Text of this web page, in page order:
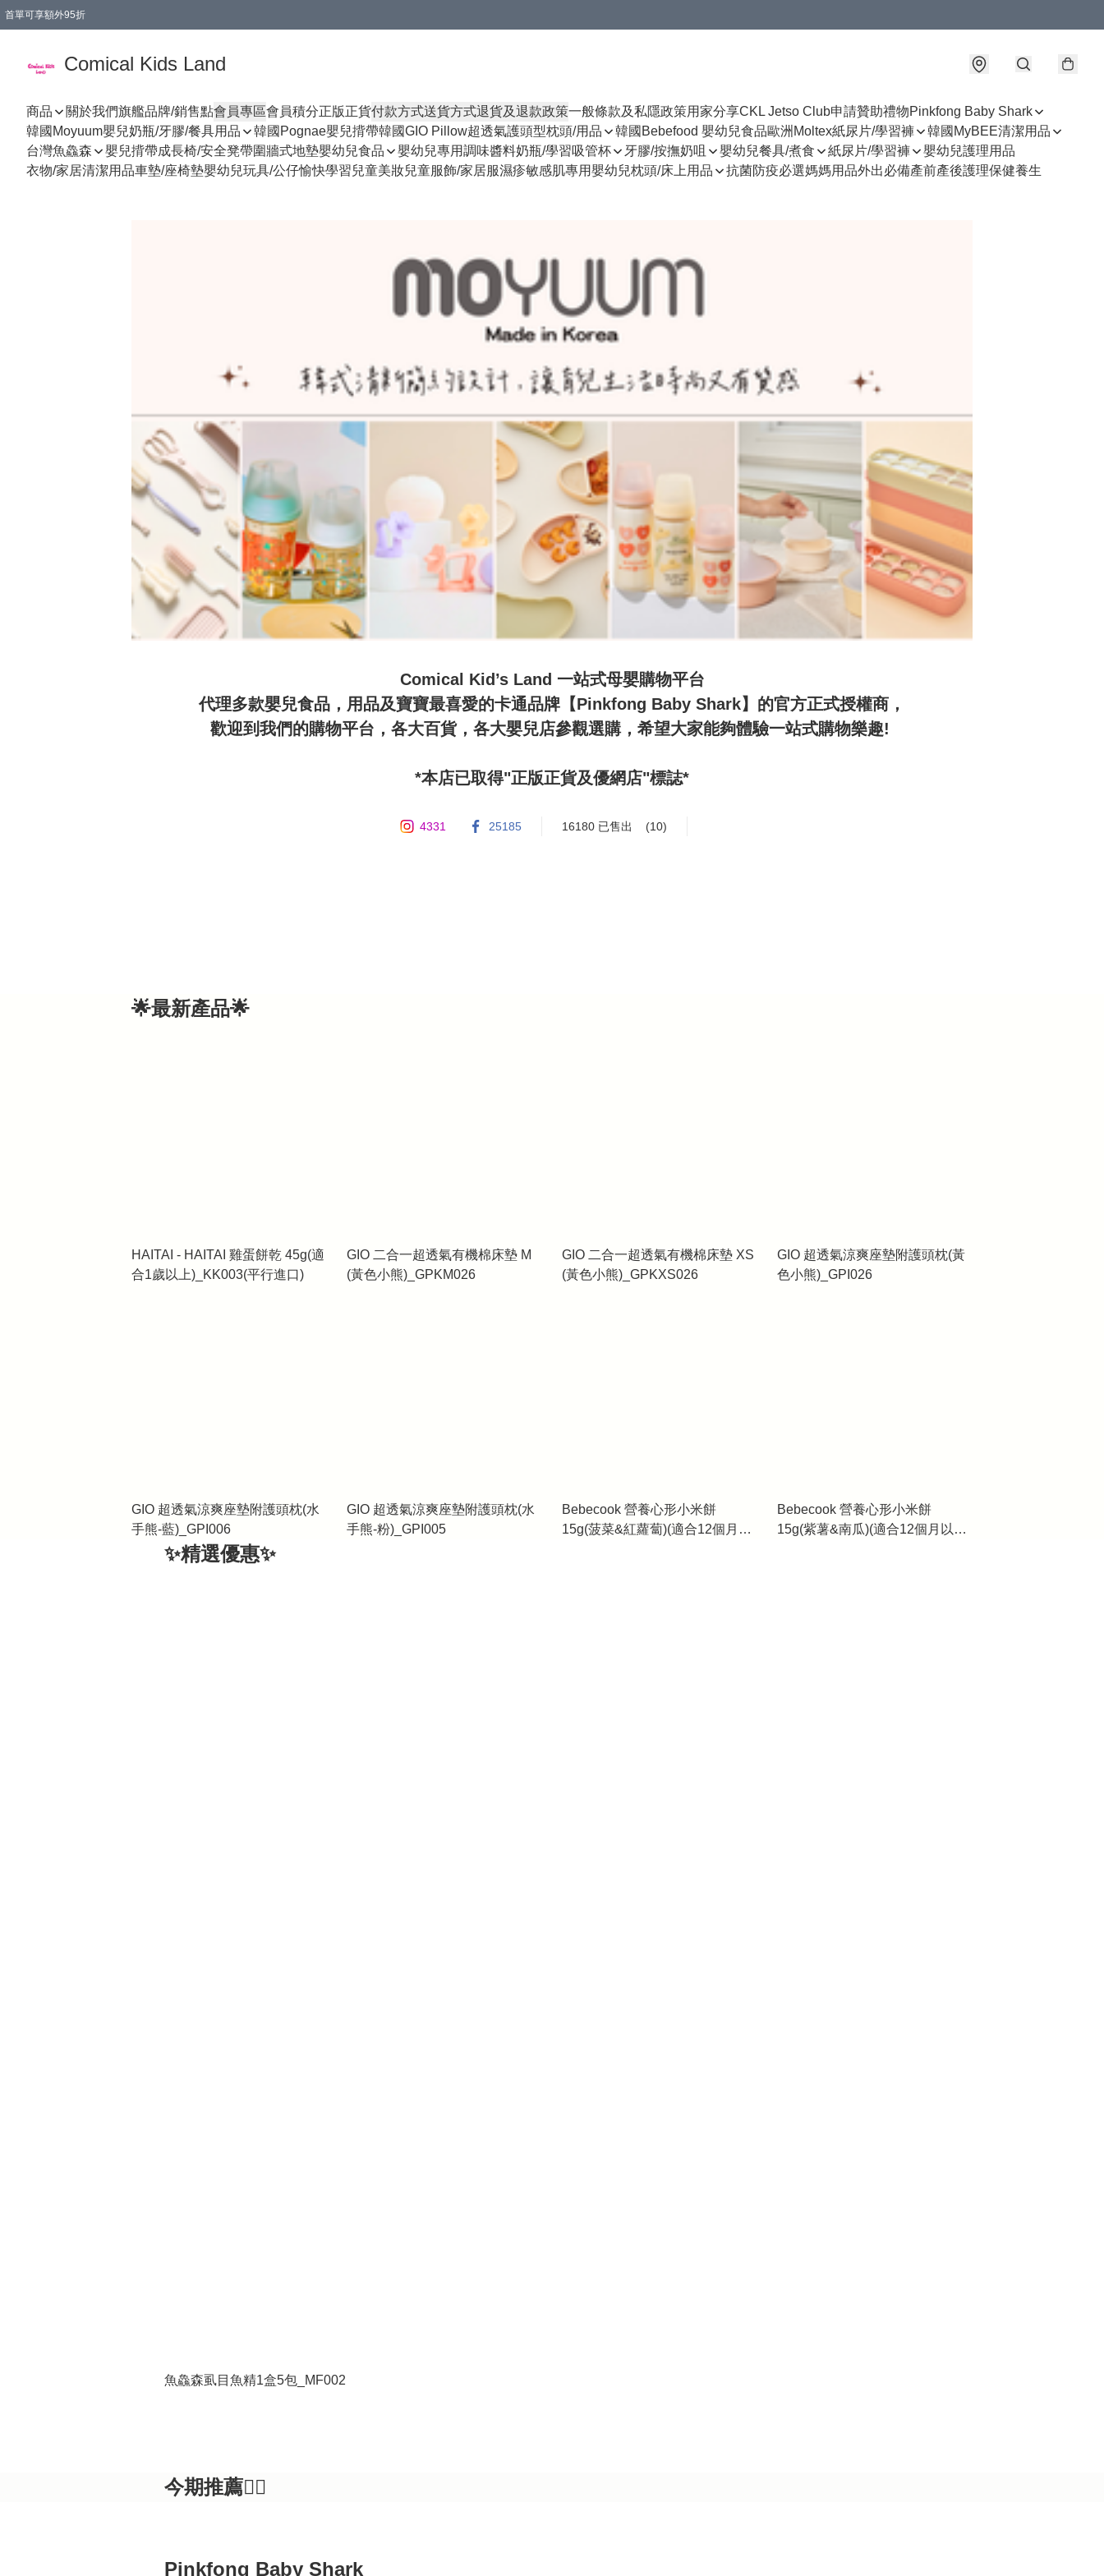
首單可享額外95折
Comical Kids Land
商品 關於我們旗艦品牌/銷售點會員專區會員積分正版正貨付款方式送貨方式退貨及退款政策一般條款及私隱政策用家分享CKL Jetso Club申請贊助禮物Pinkfong Baby Shark
韓國Moyuum嬰兒奶瓶/牙膠/餐具用品
韓國Pognae嬰兒揹帶韓國GIO Pillow超透氣護頭型枕頭/用品 韓國Bebefood 嬰幼兒食品歐洲Moltex紙尿片/學習褲
韓國MyBEE清潔用品
台灣魚鱻森
嬰兒揹帶成長椅/安全凳帶圍牆式地墊嬰幼兒食品 嬰幼兒專用調味醬料奶瓶/學習吸管杯 牙膠/按撫奶咀 嬰幼兒餐具/煮食 紙尿片/學習褲
嬰幼兒護理用品
衣物/家居清潔用品車墊/座椅墊嬰幼兒玩具/公仔愉快學習兒童美妝兒童服飾/家居服濕疹敏感肌專用嬰幼兒枕頭/床上用品 抗菌防疫必選媽媽用品外出必備產前產後護理保健養生
Comical Kid’s Land 一站式母嬰購物平台
代理多款嬰兒食品，用品及寶寶最喜愛的卡通品牌【Pinkfong Baby Shark】的官方正式授權商，
歡迎到我們的購物平台，各大百貨，各大嬰兒店參觀選購，希望大家能夠體驗一站式購物樂趣!
4331 25185 16180 已售出 (10)
🌟最新產品🌟
HAITAI - HAITAI 雞蛋餅乾 45g(適
合1歲以上)_KK003(平行進口)
GIO 二合一超透氣有機棉床墊 M
(黃色小熊)_GPKM026
GIO 二合一超透氣有機棉床墊 XS
(黃色小熊)_GPKXS026
GIO 超透氣涼爽座墊附護頭枕(黃
色小熊)_GPI026
GIO 超透氣涼爽座墊附護頭枕(水
手熊-藍)_GPI006
GIO 超透氣涼爽座墊附護頭枕(水
手熊-粉)_GPI005
Bebecook 營養心形小米餅
15g(菠菜&紅蘿蔔)(適合12個月以
Bebecook 營養心形小米餅
15g(紫薯&南瓜)(適合12個月以
✨精選優惠✨
魚鱻森虱目魚精1盒5包_MF002
今期推薦👍🏻
Pinkfong Baby Shark